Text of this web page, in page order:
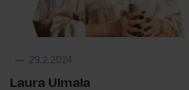
29.2.2024
Laura Ulmala